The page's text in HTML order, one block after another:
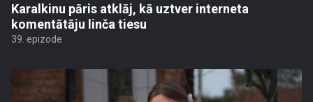
Karalkinu pāris atklāj, kā uztver interneta
komentātāju linča tiesu
39. epizode